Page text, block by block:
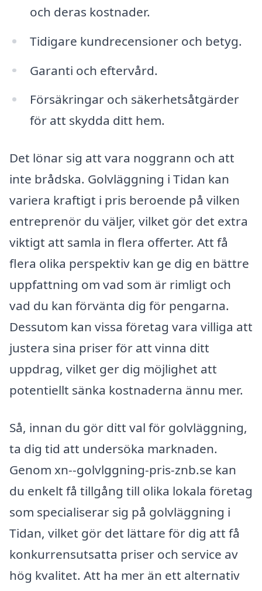
och deras kostnader.
Tidigare kundrecensioner och betyg.
Garanti och eftervård.
Försäkringar och säkerhetsåtgärder
för att skydda ditt hem.
Det lönar sig att vara noggrann och att
inte brådska. Golvläggning i Tidan kan
variera kraftigt i pris beroende på vilken
entreprenör du väljer, vilket gör det extra
viktigt att samla in flera offerter. Att få
flera olika perspektiv kan ge dig en bättre
uppfattning om vad som är rimligt och
vad du kan förvänta dig för pengarna.
Dessutom kan vissa företag vara villiga att
justera sina priser för att vinna ditt
uppdrag, vilket ger dig möjlighet att
potentiellt sänka kostnaderna ännu mer.
Så, innan du gör ditt val för golvläggning,
ta dig tid att undersöka marknaden.
Genom xn--golvlggning-pris-znb.se kan
du enkelt få tillgång till olika lokala företag
som specialiserar sig på golvläggning i
Tidan, vilket gör det lättare för dig att få
konkurrensutsatta priser och service av
hög kvalitet. Att ha mer än ett alternativ